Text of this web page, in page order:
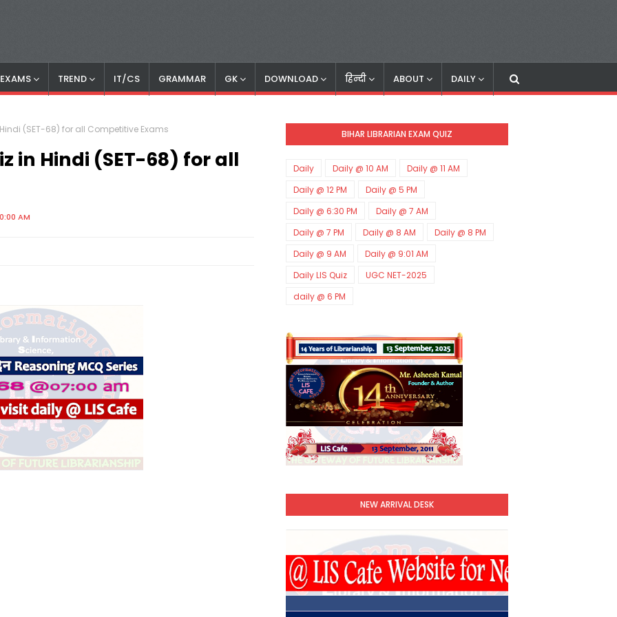
TREND IT/CS GRAMMAR GK DOWNLOAD हिन्दी ABOUT DAILY
(SET-68) for all Competitive Exams
in Hindi (SET-68) for all
AM
BIHAR LIBRARIAN EXAM QUIZ
Daily Daily @ 10 AM
Daily @ 11 AM
Daily @ 12 PM
Daily @ 5 PM
Daily @ 6:30 PM
Daily @ 7 AM
Daily @ 7 PM
Daily @ 8 AM
Daily @ 8 PM
Daily @ 9 AM
Daily @ 9:01 AM
Daily LIS Quiz
UGC NET-2025
daily @ 6 PM
NEW ARRIVAL DESK